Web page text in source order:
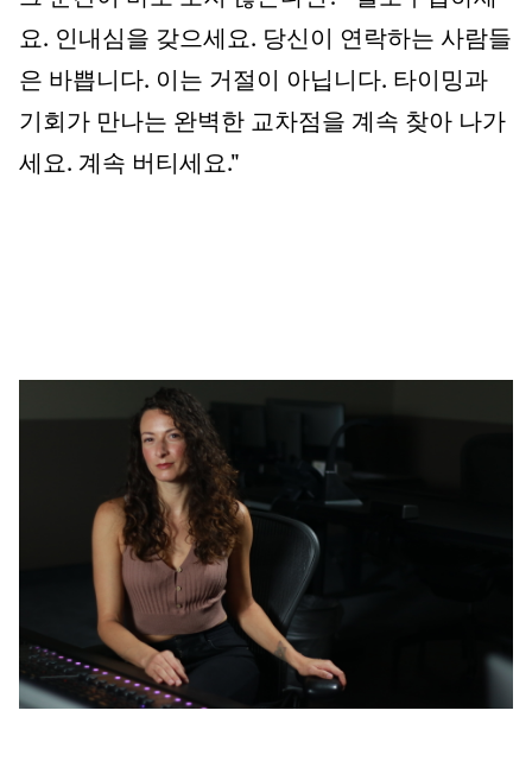
요. 인내심을 갖으세요. 당신이 연락하는 사람들
은 바쁩니다. 이는 거절이 아닙니다. 타이밍과
기회가 만나는 완벽한 교차점을 계속 찾아 나가
세요. 계속 버티세요."